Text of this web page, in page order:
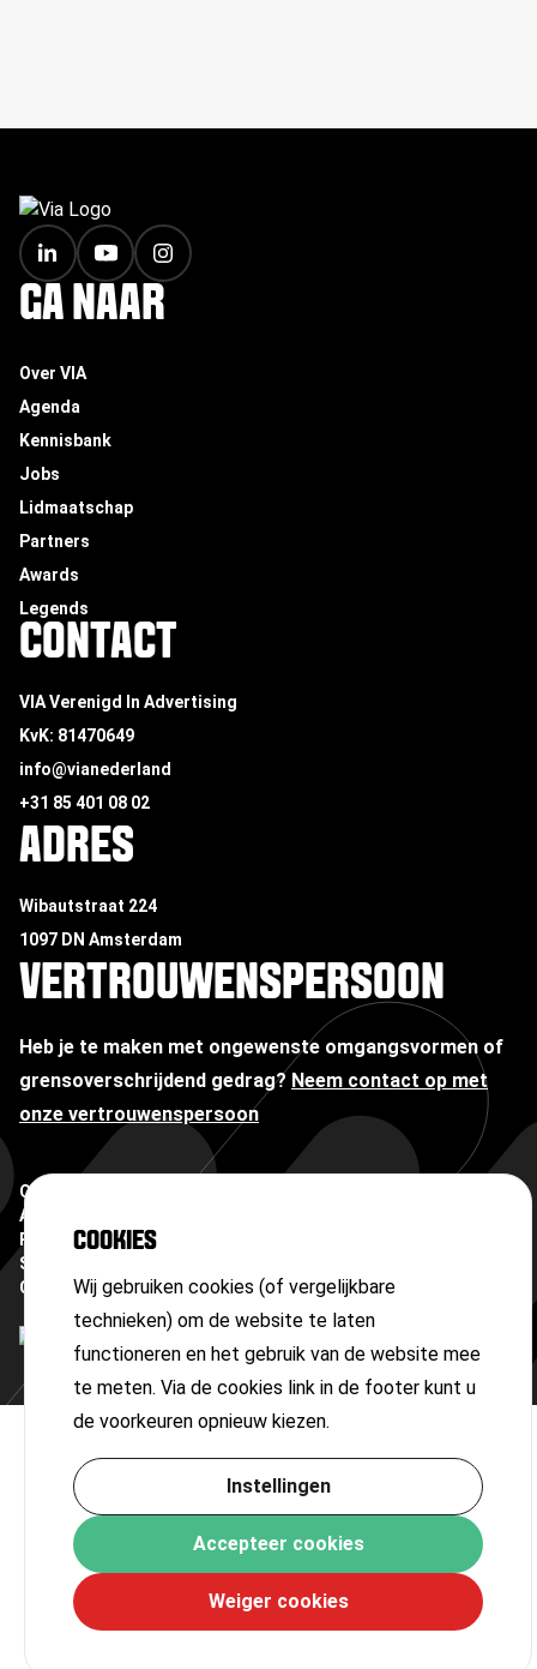
COOKIES
Wij gebruiken cookies (of vergelijkbare
technieken) om de website te laten
functioneren en het gebruik van de website mee
te meten. Via de cookies link in de footer kunt u
de voorkeuren opnieuw kiezen.
Instellingen
Accepteer cookies
Weiger cookies
FOOTER
GA NAAR
Over VIA
Agenda
Kennisbank
Jobs
Lidmaatschap
Partners
Awards
Legends
CONTACT
VIA Verenigd In Advertising
KvK: 81470649
info@vianederland
+31 85 401 08 02
ADRES
Wibautstraat 224
1097 DN Amsterdam
VERTROUWENSPERSOON
Heb je te maken met ongewenste omgangsvormen of
grensoverschrijdend gedrag? Neem contact op met
onze vertrouwenspersoon
Copyright ©
Algemene voorwaarden
Privacyverklaring
Sitemap
Cookies